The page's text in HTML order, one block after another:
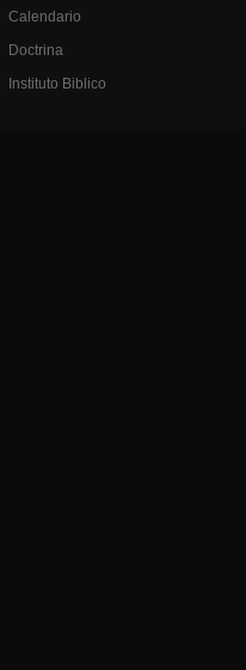
Calendario
Doctrina
Instituto Biblico